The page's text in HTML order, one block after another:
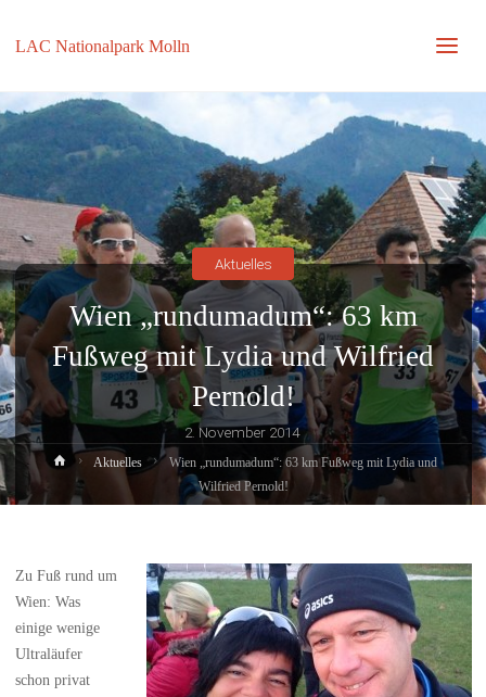
LAC Nationalpark Molln
Wien „rundumadum“: 63 km
Fußweg mit Lydia und Wilfried
Pernold!
2. November 2014
Aktuelles
HomeAktuelles
Wien „rundumadum“: 63 km Fußweg mit Lydia und
Wilfried Pernold!
Zu Fuß rund um
Wien: Was
einige wenige
Ultraläufer
schon privat